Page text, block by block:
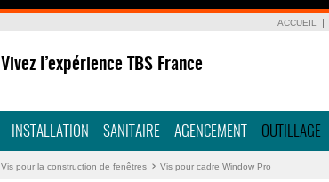
ACCUEIL
Vivez l’expérience TBS France
INSTALLATION SANITAIRE AGENCEMENT OUTILLAGE
Vis pour la construction de fenêtres Vis pour cadre Window Pro